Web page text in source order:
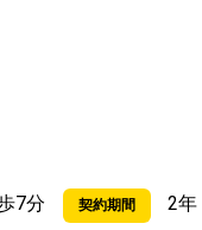
7分 契約期間 2年